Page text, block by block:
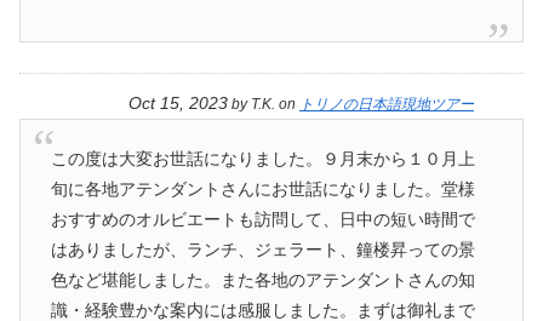
Oct 15, 2023 by T.K. on トリノの日本語現地ツアー
この度は大変お世話になりました。９月末から１０月上
旬に各地アテンダントさんにお世話になりました。堂様
おすすめのオルビエートも訪問して、日中の短い時間で
はありましたが、ランチ、ジェラート、鐘楼昇っての景
色など堪能しました。また各地のアテンダントさんの知
識・経験豊かな案内には感服しました。まずは御礼まで